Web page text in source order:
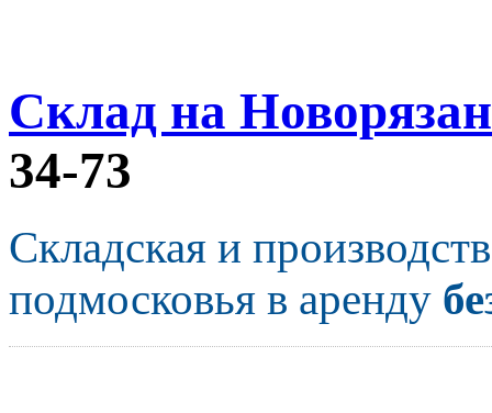
Склад на
34-73
Складская и
подмосковья в аренду